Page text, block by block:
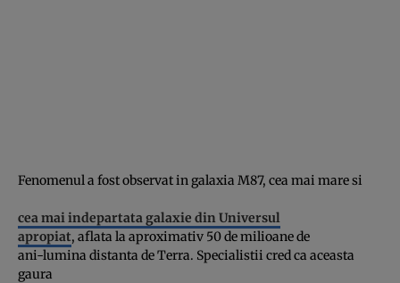
Fenomenul a fost observat in galaxia M87, cea mai mare si
cea mai indepartata galaxie din Universul
apropiat, aflata la aproximativ 50 de milioane de
ani-lumina distanta de Terra. Specialistii cred ca aceasta
gaura